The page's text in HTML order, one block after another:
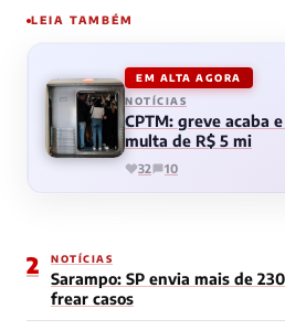
LEIA TAMBÉM
EM ALTA AGORA
NOTÍCIAS
CPTM: greve acaba
multa de R$ 5 mi
32 10
2 NOTÍCIAS
Sarampo: SP envia mais de
frear casos